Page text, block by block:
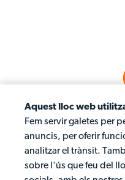
Aquest lloc web
Fem servir galetes per
anuncis, per oferir
analitzar el trànsit.
sobre l'ús que feu del